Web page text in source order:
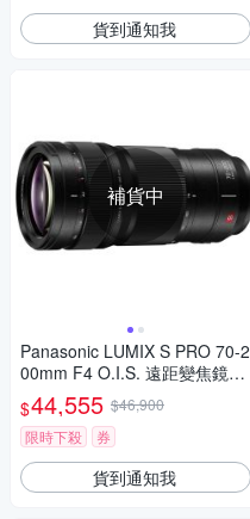
貨到通知我
補貨中
Panasonic LUMIX S PRO 70-2
00mm F4 O.I.S. 遠距變焦鏡頭
公司貨 S-R70200
$44,555 $46,900
限時下殺
券
貨到通知我